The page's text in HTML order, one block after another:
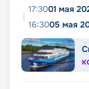
17:3001 мая
16:3005 мая